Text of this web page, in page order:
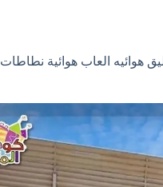
هوائيه العاب هوائية نطاطات